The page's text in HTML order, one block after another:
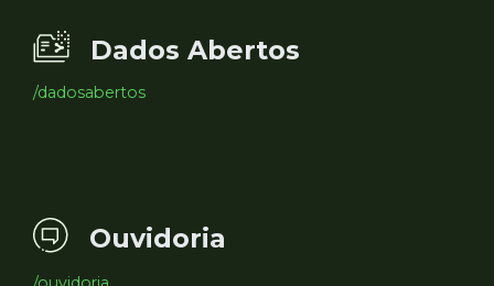
Dados Abertos
/dadosabertos
Ouvidoria